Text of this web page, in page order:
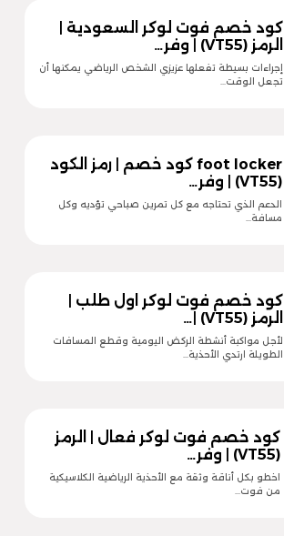
كود خصم فوت لوكر السعودية |
الرمز (VT55) | وفر…
إجراءات بسيطة تفعلها عزيزي الشخص الرياضي يمكنها أن
تجعل الوقت…
foot locker كود خصم | رمز الكود
(VT55) | وفر…
الدعم الذي تحتاجه مع كل تمرين صباحي تؤديه وكل
مسافة…
كود خصم فوت لوكر اول طلب |
الرمز (VT55) |…
لأجل مواكبة أنشطة الركض اليومية وقطع المسافات
الطويلة ارتدي الأحذية…
كود خصم فوت لوكر فعال | الرمز
(VT55) | وفر…
اخطو بكل أناقة وثقة مع الأحذية الرياضية الكلاسيكية
من فوت…